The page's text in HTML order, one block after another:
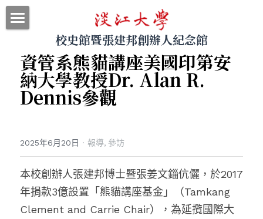
校史館暨張建邦創辦人紀念館
最新消息
關於本館
參觀導覽
網站地圖
｜回首頁
｜圖書館
資管系熊貓講座美國印第安
納大學教授Dr. Alan R.
Dennis參觀
2025年6月20日 · 報導, 參訪
本校創辦人張建邦博士暨張姜文錙伉儷，於2017
年捐款3億設置「熊貓講座基金」（Tamkang
Clement and Carrie Chair），為延攬國際大